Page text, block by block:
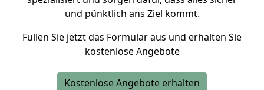
und pünktlich ans Ziel kommt.
Füllen Sie jetzt das Formular aus und erhalten Sie
kostenlose Angebote
Kostenlose Angebote erhalten